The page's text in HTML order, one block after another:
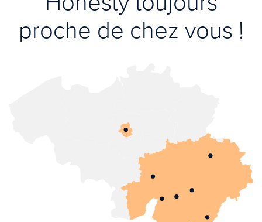
proche de chez vous !